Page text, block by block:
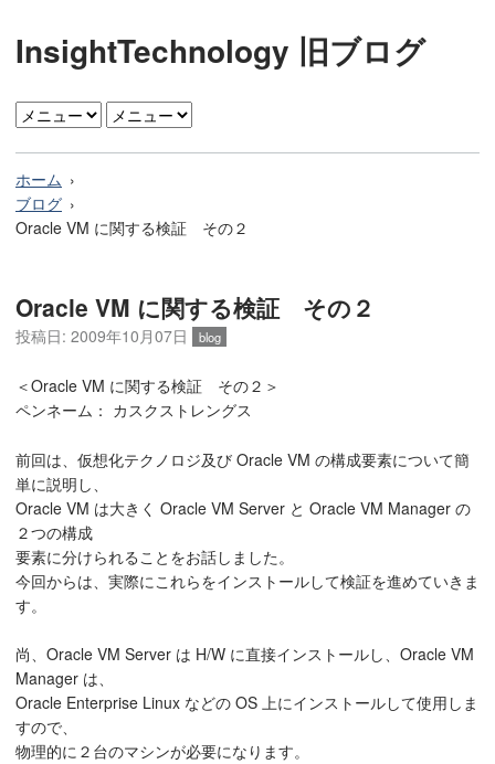
InsightTechnology 旧ブログ
ホーム
ブログ
Oracle VM に関する検証 その２
Oracle VM に関する検証 その２
投稿日: 2009年10月07日 blog
＜Oracle VM に関する検証 その２＞
ペンネーム： カスクストレングス
前回は、仮想化テクノロジ及び Oracle VM の構成要素について簡
単に説明し、
Oracle VM は大きく Oracle VM Server と Oracle VM Manager の
２つの構成
要素に分けられることをお話しました。
今回からは、実際にこれらをインストールして検証を進めていきま
す。
尚、Oracle VM Server は H/W に直接インストールし、Oracle VM
Manager は、
Oracle Enterprise Linux などの OS 上にインストールして使用しま
すので、
物理的に２台のマシンが必要になります。